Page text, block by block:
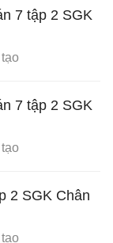
7 tập 2 SGK
7 tập 2 SGK
2 SGK Chân